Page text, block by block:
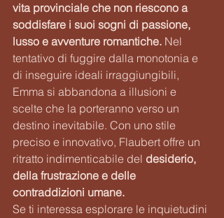
vita provinciale che non riescono a
soddisfare i suoi sogni di passione,
lusso e avventure romantiche. Nel
tentativo di fuggire dalla monotonia e
di inseguire ideali irraggiungibili,
Emma si abbandona a illusioni e
scelte che la porteranno verso un
destino inevitabile. Con uno stile
preciso e innovativo, Flaubert offre un
ritratto indimenticabile del desiderio,
della frustrazione e delle
contraddizioni umane.
Se ti interessa esplorare le inquietudini